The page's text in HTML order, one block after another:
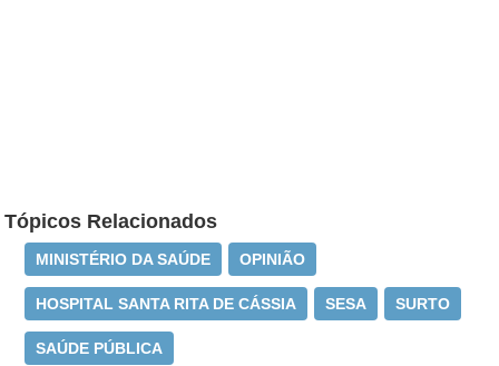
Tópicos Relacionados
MINISTÉRIO DA SAÚDE OPINIÃO
HOSPITAL SANTA RITA DE CÁSSIA SESA SURTO
SAÚDE PÚBLICA